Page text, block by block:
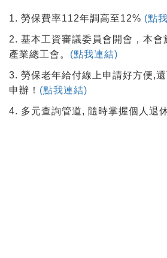
1. 勞保費率112年調高至12% (點
2. 基本工資審議委員會開會，本會
產業總工會。 (點我連結)
3. 勞保老年給付線上申請好方便,
申辦！ (點我連結)
4. 多元查詢管道, 隨時掌握個人退